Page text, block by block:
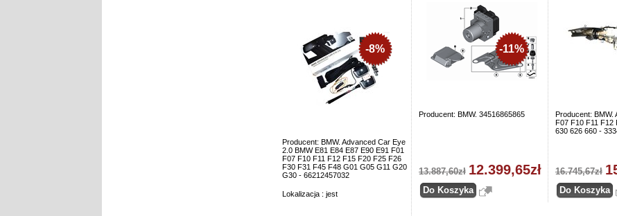
Producent: BMW. Advanced Car Eye
2.0 BMW E81 E84 E87 E90 E91 F01
F07 F10 F11 F12 F15 F20 F25 F26
F30 F31 F45 F48 G01 G05 G11 G20
G30 - 66212457032
Lokalizacja : jest
-8%
Producent: BMW. 34516865865
-11%
13.887,60zł 12.399,65zł
Producent: BMW.
F07 F10 F11 F12
630 626 660 -
16.745,67zł